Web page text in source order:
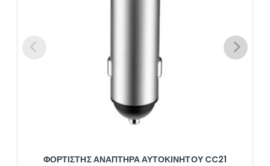
ΦΟΡΤΙΣΤΉΣ ΑΝΑΠΤΉΡΑ ΑΥΤΟΚΙΝΉΤΟΥ CC21